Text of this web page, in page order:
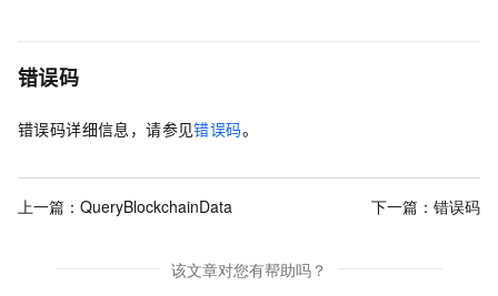
错误码
错误码详细信息，请参见错误码。
上一篇： QueryBlockchainData 下一篇： 错误码
该文章对您有帮助吗？